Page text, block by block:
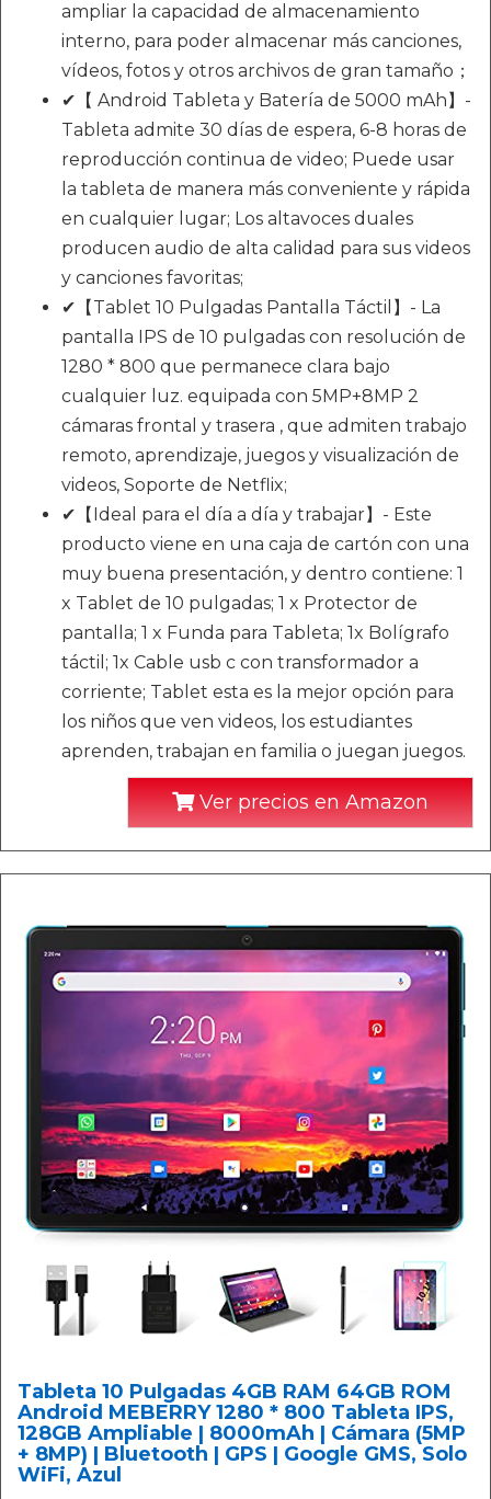
ampliar la capacidad de almacenamiento
interno, para poder almacenar más canciones,
vídeos, fotos y otros archivos de gran tamaño；
✔【 Android Tableta y Batería de 5000 mAh】-
Tableta admite 30 días de espera, 6-8 horas de
reproducción continua de video; Puede usar
la tableta de manera más conveniente y rápida
en cualquier lugar; Los altavoces duales
producen audio de alta calidad para sus videos
y canciones favoritas;
✔【Tablet 10 Pulgadas Pantalla Táctil】- La
pantalla IPS de 10 pulgadas con resolución de
1280 * 800 que permanece clara bajo
cualquier luz. equipada con 5MP+8MP 2
cámaras frontal y trasera , que admiten trabajo
remoto, aprendizaje, juegos y visualización de
videos, Soporte de Netflix;
✔【Ideal para el día a día y trabajar】- Este
producto viene en una caja de cartón con una
muy buena presentación, y dentro contiene: 1
x Tablet de 10 pulgadas; 1 x Protector de
pantalla; 1 x Funda para Tableta; 1x Bolígrafo
táctil; 1x Cable usb c con transformador a
corriente; Tablet esta es la mejor opción para
los niños que ven videos, los estudiantes
aprenden, trabajan en familia o juegan juegos.
Ver precios en Amazon
Tableta 10 Pulgadas 4GB RAM 64GB ROM
Android MEBERRY 1280 * 800 Tableta IPS,
128GB Ampliable | 8000mAh | Cámara (5MP
+ 8MP) | Bluetooth | GPS | Google GMS, Solo
WiFi, Azul